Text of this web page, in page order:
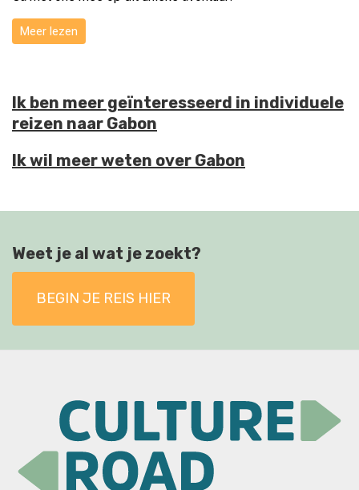
Meer lezen
Ik ben meer geïnteresseerd in individuele
reizen naar Gabon
Ik wil meer weten over Gabon
Weet je al wat je zoekt?
BEGIN JE REIS HIER